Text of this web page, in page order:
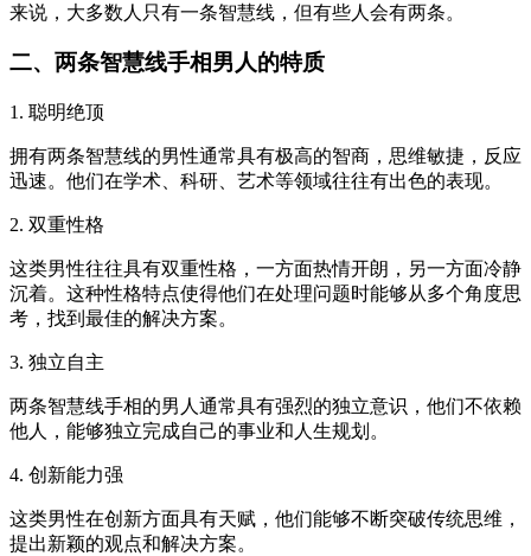
来说，大多数人只有一条智慧线，但有些人会有两条。
二、两条智慧线手相男人的特质
1. 聪明绝顶
拥有两条智慧线的男性通常具有极高的智商，思维敏捷，反应
迅速。他们在学术、科研、艺术等领域往往有出色的表现。
2. 双重性格
这类男性往往具有双重性格，一方面热情开朗，另一方面冷静
沉着。这种性格特点使得他们在处理问题时能够从多个角度思
考，找到最佳的解决方案。
3. 独立自主
两条智慧线手相的男人通常具有强烈的独立意识，他们不依赖
他人，能够独立完成自己的事业和人生规划。
4. 创新能力强
这类男性在创新方面具有天赋，他们能够不断突破传统思维，
提出新颖的观点和解决方案。